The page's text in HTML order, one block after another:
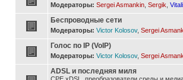
Модераторы: Sergei Asmankin Sergik
Беспроводные сети
Модераторы: Victor Kolosov, Sergei
Голос по IP (VoIP)
Модераторы: Victor Kolosov, Sergei
ADSL и последняя миля